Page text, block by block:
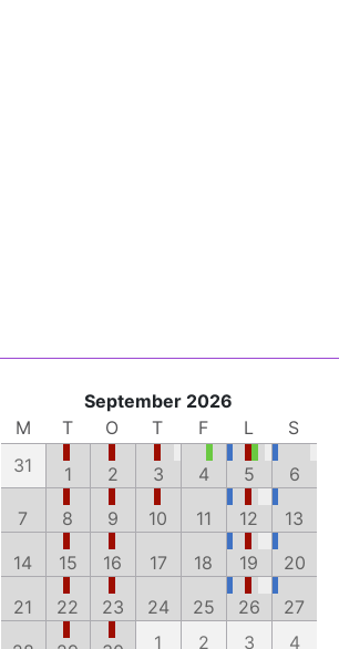
September 2026
M
T O T F L
S
31
1 2 3 4 5
6
7
8 9 10 11 12
13
14
15 16 17 18 19
20
21
22 23 24 25 26
27
1 2 3 4